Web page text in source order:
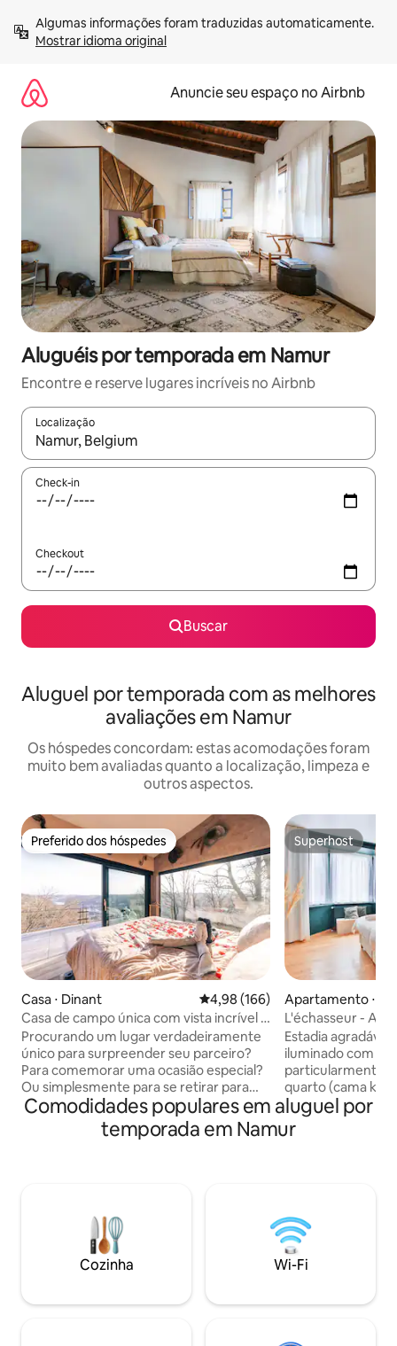
para
Mostrar idioma original
Anuncie seu espaço no Airbnb
Aluguéis por temporada em Namur
Encontre e reserve lugares incríveis no Airbnb
Localização
Quando os resultados estiverem disponíveis, explore-os
Check-in
Checkout
Buscar
Aluguel por temporada com as melhores
avaliações em Namur
Os hóspedes concordam: estas acomodações foram
muito bem avaliadas quanto a localização, limpeza e
outros aspectos.
Preferido dos hóspedes
Preferido dos hóspedes
Casa ⋅ Dinant 4,98 de uma avaliação média de
4,98 (166)
Casa de campo única com vista incrível e
bem-estar privado
Procurando um lugar verdadeiramente
único para surpreender seu parceiro?
Para comemorar uma ocasião especial?
Ou simplesmente para se retirar para
um local tranquilo depois de um dia
estressante? Então venha para El
Clandestino - Luna, localizado no meio
cidade enquanto simultaneamente está
no meio da floresta! A casa de campo
está totalmente equipada com seu
próprio poço de água privativo, Netflix,
Superhost
Superhost
Apartamento ⋅
L'échasseur -
decoração
Estadia
iluminado com
particularmente elegante
quarto (cama
totalmente
de lavar louça,
chuveiro, sala de
ônibus a 5
Incluído: Wi-Fi,
leite, açúcar,
privado
Comodidades populares em aluguel por
temporada em Namur
Cozinha Wi-Fi